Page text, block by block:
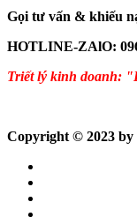
Gọi tư vấn & khiếu
HOTLINE-ZAlO:
Triết lý kinh doanh:
Copyright © 2023 by